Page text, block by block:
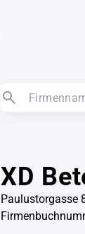
XD
Paulustorgasse